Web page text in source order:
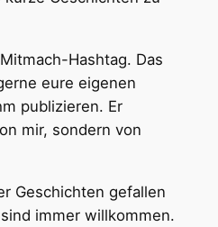
Hashtag. Das
eure eigenen
publizieren. Er
mir, sondern von
Geschichten gefallen
immer willkommen.